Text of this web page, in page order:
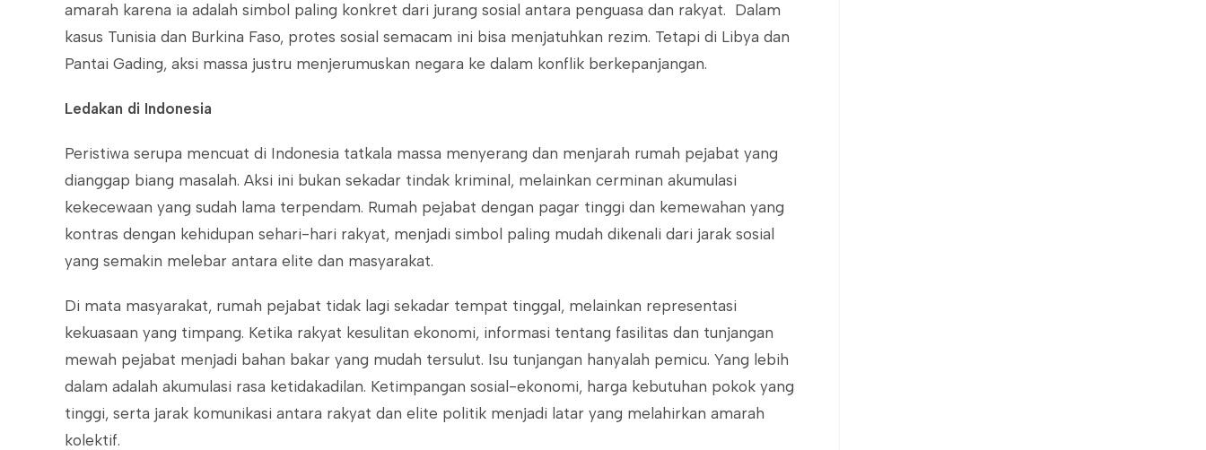
amarah karena ia adalah simbol paling konkret dari jurang sosial antara penguasa dan rakyat. Dalam
kasus Tunisia dan Burkina Faso, protes sosial semacam ini bisa menjatuhkan rezim. Tetapi di Libya dan
Pantai Gading, aksi massa justru menjerumuskan negara ke dalam konflik berkepanjangan.
Ledakan di Indonesia
Peristiwa serupa mencuat di Indonesia tatkala massa menyerang dan menjarah rumah pejabat yang
dianggap biang masalah. Aksi ini bukan sekadar tindak kriminal, melainkan cerminan akumulasi
kekecewaan yang sudah lama terpendam. Rumah pejabat dengan pagar tinggi dan kemewahan yang
kontras dengan kehidupan sehari-hari rakyat, menjadi simbol paling mudah dikenali dari jarak sosial
yang semakin melebar antara elite dan masyarakat.
Di mata masyarakat, rumah pejabat tidak lagi sekadar tempat tinggal, melainkan representasi
kekuasaan yang timpang. Ketika rakyat kesulitan ekonomi, informasi tentang fasilitas dan tunjangan
mewah pejabat menjadi bahan bakar yang mudah tersulut. Isu tunjangan hanyalah pemicu. Yang lebih
dalam adalah akumulasi rasa ketidakadilan. Ketimpangan sosial-ekonomi, harga kebutuhan pokok yang
tinggi, serta jarak komunikasi antara rakyat dan elite politik menjadi latar yang melahirkan amarah
kolektif.